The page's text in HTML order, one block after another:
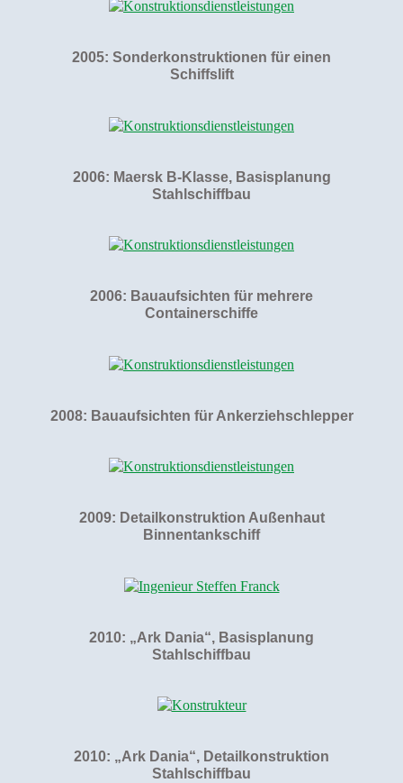
2005: Sonderkonstruktionen für einen
Schiffslift
2006: Maersk B-Klasse, Basisplanung
Stahlschiffbau
2006: Bauaufsichten für mehrere
Containerschiffe
2008: Bauaufsichten für Ankerziehschlepper
2009: Detailkonstruktion Außenhaut
Binnentankschiff
2010: „Ark Dania“, Basisplanung
Stahlschiffbau
2010: „Ark Dania“, Detailkonstruktion
Stahlschiffbau